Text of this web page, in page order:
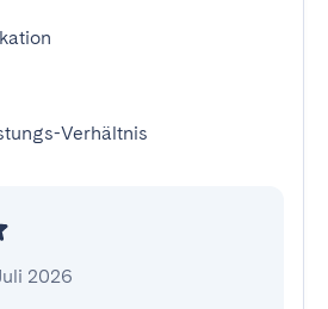
Verhältnis
2026